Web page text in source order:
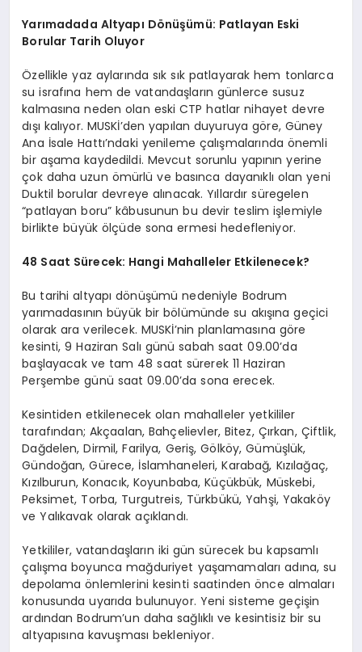
Yarımadada Altyapı Dönüşümü: Patlayan Eski
Borular Tarih Oluyor
Özellikle yaz aylarında sık sık patlayarak hem tonlarca
su israfına hem de vatandaşların günlerce susuz
kalmasına neden olan eski CTP hatlar nihayet devre
dışı kalıyor. MUSKİ’den yapılan duyuruya göre, Güney
Ana İsale Hattı’ndaki yenileme çalışmalarında önemli
bir aşama kaydedildi. Mevcut sorunlu yapının yerine
çok daha uzun ömürlü ve basınca dayanıklı olan yeni
Duktil borular devreye alınacak. Yıllardır süregelen
“patlayan boru” kâbusunun bu devir teslim işlemiyle
birlikte büyük ölçüde sona ermesi hedefleniyor.
48 Saat Sürecek: Hangi Mahalleler Etkilenecek?
Bu tarihi altyapı dönüşümü nedeniyle Bodrum
yarımadasının büyük bir bölümünde su akışına geçici
olarak ara verilecek. MUSKİ’nin planlamasına göre
kesinti, 9 Haziran Salı günü sabah saat 09.00’da
başlayacak ve tam 48 saat sürerek 11 Haziran
Perşembe günü saat 09.00’da sona erecek.
Kesintiden etkilenecek olan mahalleler yetkililer
tarafından; Akçaalan, Bahçelievler, Bitez, Çırkan, Çiftlik,
Dağdelen, Dirmil, Farilya, Geriş, Gölköy, Gümüşlük,
Gündoğan, Gürece, İslamhaneleri, Karabağ, Kızılağaç,
Kızılburun, Konacık, Koyunbaba, Küçükbük, Müskebi,
Peksimet, Torba, Turgutreis, Türkbükü, Yahşi, Yakaköy
ve Yalıkavak olarak açıklandı.
Yetkililer, vatandaşların iki gün sürecek bu kapsamlı
çalışma boyunca mağduriyet yaşamamaları adına, su
depolama önlemlerini kesinti saatinden önce almaları
konusunda uyarıda bulunuyor. Yeni sisteme geçişin
ardından Bodrum’un daha sağlıklı ve kesintisiz bir su
altyapısına kavuşması bekleniyor.